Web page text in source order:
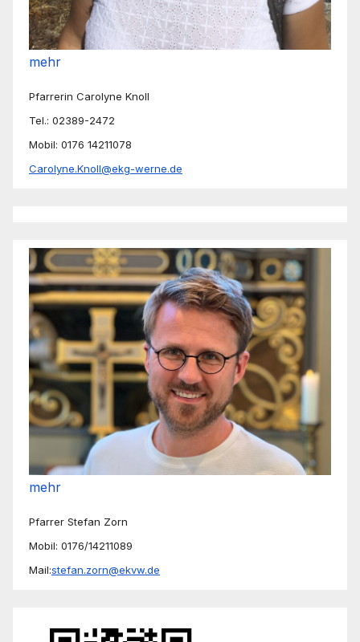
mehr
Pfarrerin Carolyne Knoll
Tel.: 02389-2472
Mobil: 0176 14211078
Carolyne.Knoll@ekg-werne.de
mehr
Pfarrer Stefan Zorn
Mobil: 0176/14211089
Mail:stefan.zorn@ekvw.de